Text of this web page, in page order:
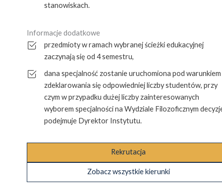
stanowiskach.
Informacje dodatkowe
przedmioty w ramach wybranej ścieżki edukacyjnej
zaczynają się od 4 semestru,
dana specjalność zostanie uruchomiona pod warunkiem
zdeklarowania się odpowiedniej liczby studentów, przy
czym w przypadku dużej liczby zainteresowanych
wyborem specjalności na Wydziale Filozoficznym
podejmuje Dyrektor Instytutu.
Rekrutacja
Zobacz wszystkie kierunki